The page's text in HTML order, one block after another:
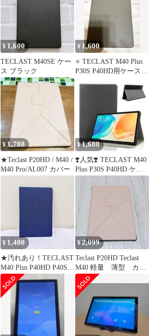
¥ 1,600
TECLAST M40SE ケー
ス ブラック
¥ 1,600
⭐️ TECLAST M40 Plus
P30S P40HD用ケースカ
¥ 1,708
★Teclast P20HD / M40 /
M40 Pro/AL007 カバー
¥1,680
❣️人気❣️ TECLAST M40
Plus P30S P40HD ケー
ス
¥ 1,400
★汚れあり！TECLAST
M40 Plus P40HD P40S
用 ケース
¥2,099
Teclast P20HD Teclast
M40 軽量 薄型 カバ
ー